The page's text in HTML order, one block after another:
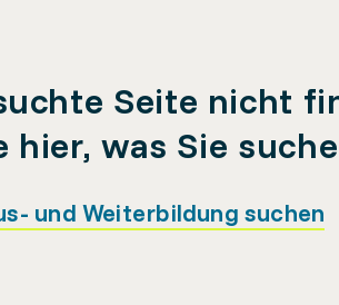
Seite nicht
was Sie
und Weiterbildung suchen